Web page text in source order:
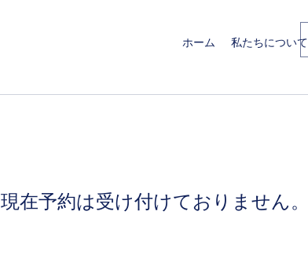
ホーム 私たちについて
現在予約は受け付けておりません。